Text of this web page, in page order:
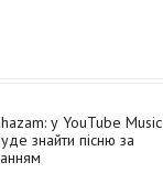
у YouTube Music
знайти пісню за